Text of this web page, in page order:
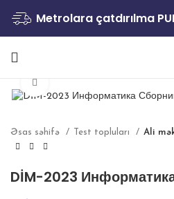
Metrolara çatdırılma
Əsas səhifə Test topluları Ali
DİM-2023